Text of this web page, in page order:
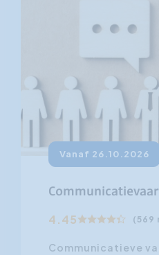
Vanaf 26.10.2026
4.45 (569
Communicatieve